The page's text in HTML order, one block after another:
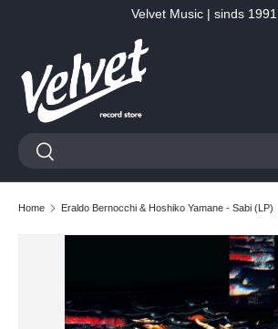
Velvet Music | sinds 1991
Zoeken
Zoeken
Home Eraldo Bernocchi & Hoshiko Yamane - Sabi (LP)
Ga direct naar productinformatie